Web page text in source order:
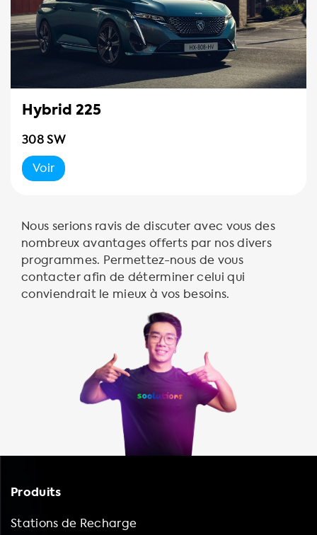
Hybrid 225
308 SW
Voir
Nous serions ravis de discuter avec vous des
nombreux avantages offerts par nos divers
programmes. Permettez-nous de vous
contacter afin de déterminer celui qui
conviendrait le mieux à vos besoins.
Produits
Stations de Recharge